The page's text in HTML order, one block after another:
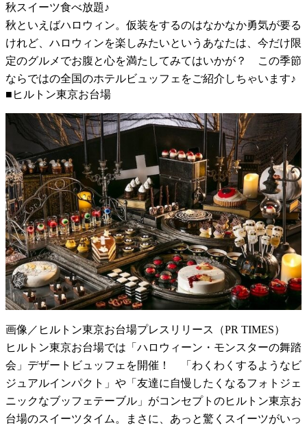
秋スイーツ食べ放題♪
秋といえばハロウィン。仮装をするのはなかなか勇気が要る
けれど、ハロウィンを楽しみたいというあなたは、今だけ限
定のグルメでお腹と心を満たしてみてはいかが？ この季節
ならではの全国のホテルビュッフェをご紹介しちゃいます♪
■ヒルトン東京お台場
画像／ヒルトン東京お台場プレスリリース（PR TIMES）
ヒルトン東京お台場では「ハロウィーン・モンスターの舞踏
会」デザートビュッフェを開催！ 「わくわくするようなビ
ジュアルインパクト」や「友達に自慢したくなるフォトジェ
ニックなブッフェテーブル」がコンセプトのヒルトン東京お
台場のスイーツタイム。まさに、あっと驚くスイーツがいっ